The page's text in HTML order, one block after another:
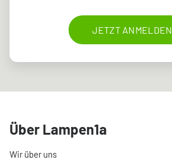
JETZT ANMELDEN
Über Lampen1a
Wir über uns